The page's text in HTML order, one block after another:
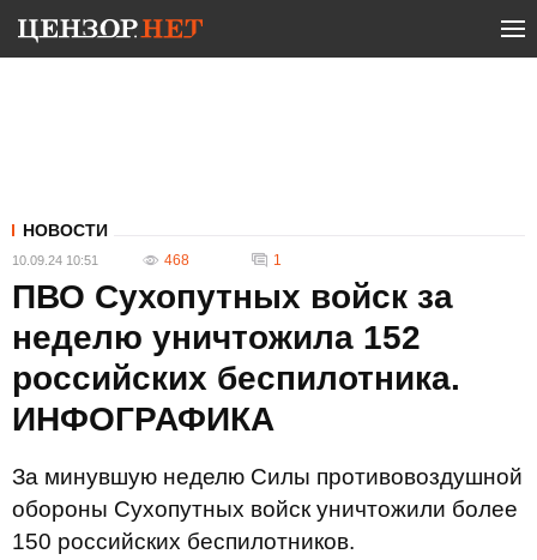
НОВОСТИ
10.09.24 10:51 468 1
ПВО Сухопутных войск за
неделю уничтожила 152
российских беспилотника.
ИНФОГРАФИКА
За минувшую неделю Силы противовоздушной
обороны Сухопутных войск уничтожили более
150 российских беспилотников.